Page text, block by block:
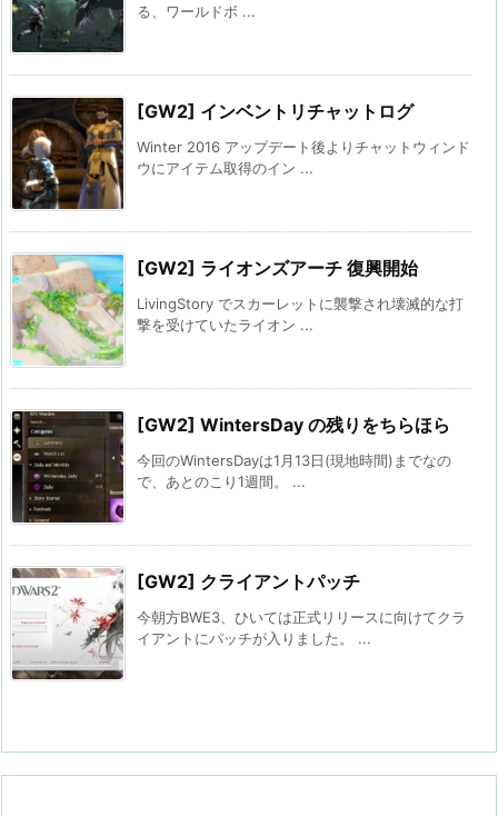
る、ワールドボ ...
[GW2] インベントリチャットログ
Winter 2016 アップデート後よりチャットウィンド
ウにアイテム取得のイン ...
[GW2] ライオンズアーチ 復興開始
LivingStory でスカーレットに襲撃され壊滅的な打
撃を受けていたライオン ...
[GW2] WintersDay の残りをちらほら
今回のWintersDayは1月13日(現地時間)までなの
で、あとのこり1週間。 ...
[GW2] クライアントパッチ
今朝方BWE3、ひいては正式リリースに向けてクラ
イアントにパッチが入りました。 ...